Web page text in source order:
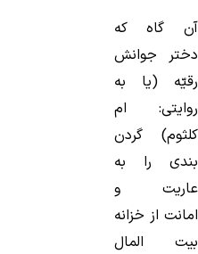
آن گاه كه
دختر جوانش
رقیّه (یا به
روایتی: ام
كلثوم) گردن
بندی را به
عاریت و
امانت از خزانه
بیت المال